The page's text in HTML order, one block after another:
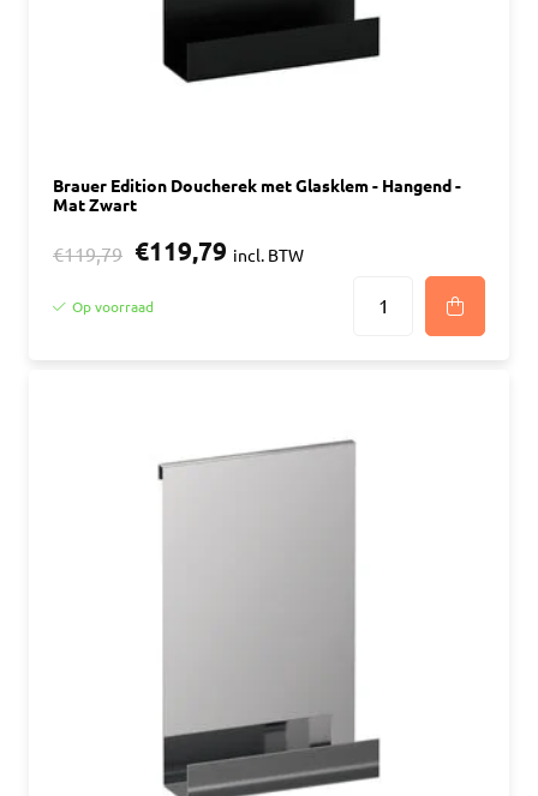
Brauer Edition Doucherek met Glasklem - Hangend -
Mat Zwart
€119,79 €119,79 incl. BTW
Op voorraad